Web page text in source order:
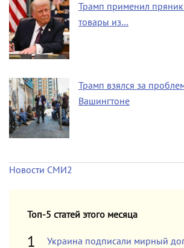
Трамп применил
товары из…
Трамп взялся за
Вашингтоне
Новости СМИ2
Топ-5 статей этого месяца
Украина подписали мирный